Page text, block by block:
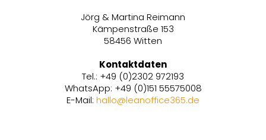
Jörg & Martina Reimann
Kämpenstraße 153
58456 Witten
Kontaktdaten
Tel.: +49 (0)2302 972193
WhatsApp: +49 (0)151 55575008
E-Mail: hallo@leanoffice365.de